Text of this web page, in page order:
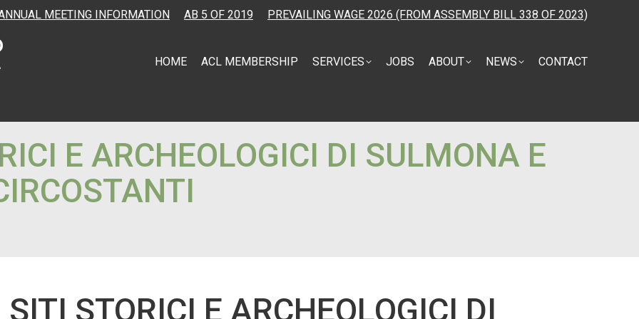
MEETING INFORMATION AB 5 OF 2019 PREVAILING WAGE 2026 (FROM ASSEMBLY BILL 338 OF 2023)
HOME ACL MEMBERSHIP SERVICES JOBS ABOUT NEWS CONTACT
E ARCHEOLOGICI DI SULMONA E
STORICI E ARCHEOLOGICI DI